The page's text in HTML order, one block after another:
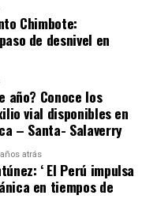
en el libro “Orgullo
gratuitas y estarán
orgullo-
Podrán postular
que tengan más
Caja Arequipa
vidas,
emprendedores
Chimbote:
de desnivel en
año? Conoce los
vial disponibles en
– Santa- Salaverry
atrás
‘ El Perú impulsa
en tiempos de